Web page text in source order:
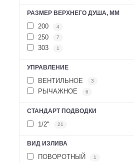
РАЗМЕР ВЕРХНЕГО ДУША, ММ
200 4
250 7
303 1
УПРАВЛЕНИЕ
ВЕНТИЛЬНОЕ 3
РЫЧАЖНОЕ 6
СТАНДАРТ ПОДВОДКИ
1/2" 21
ВИД ИЗЛИВА
ПОВОРОТНЫЙ 1